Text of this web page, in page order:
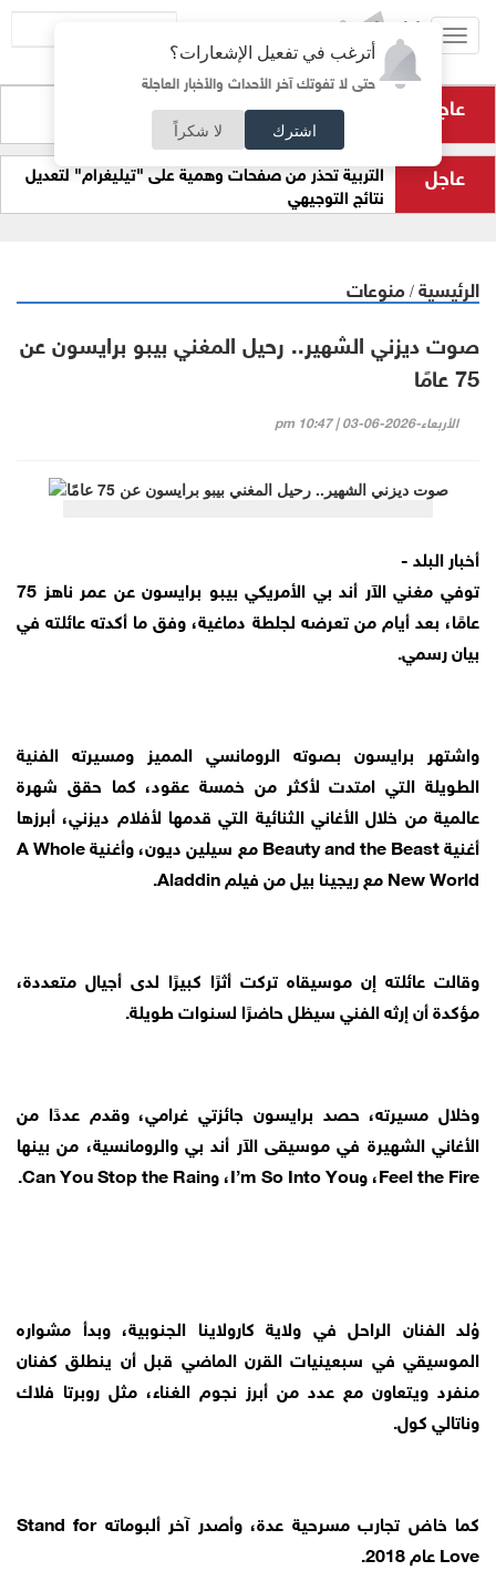
أترغب في تفعيل الإشعارات؟
حتى لا تفوتك آخر الأحداث والأخبار العاجلة
اشترك لا شكراً
عاجل نتائج الثانوية العامة.. اليوم
عاجل
التربية تحذر من صفحات وهمية على "تيليغرام" لتعديل
نتائج التوجيهي
الرئيسية / منوعات
صوت ديزني الشهير.. رحيل المغني بيبو برايسون عن
75 عامًا
الأربعاء-2026-06-03 | 10:47 pm
أخبار البلد -
توفي مغني الآر أند بي الأمريكي بيبو برايسون عن عمر ناهز 75
عامًا، بعد أيام من تعرضه لجلطة دماغية، وفق ما أكدته عائلته في
بيان رسمي.
واشتهر برايسون بصوته الرومانسي المميز ومسيرته الفنية
الطويلة التي امتدت لأكثر من خمسة عقود، كما حقق شهرة
عالمية من خلال الأغاني الثنائية التي قدمها لأفلام ديزني، أبرزها
أغنية Beauty and the Beast مع سيلين ديون، وأغنية A Whole
New World مع ريجينا بيل من فيلم Aladdin.
وقالت عائلته إن موسيقاه تركت أثرًا كبيرًا لدى أجيال متعددة،
مؤكدة أن إرثه الفني سيظل حاضرًا لسنوات طويلة.
وخلال مسيرته، حصد برايسون جائزتي غرامي، وقدم عددًا من
الأغاني الشهيرة في موسيقى الآر أند بي والرومانسية، من بينها
Feel the Fire، وI’m So Into You، وCan You Stop the Rain.
وُلد الفنان الراحل في ولاية كارولاينا الجنوبية، وبدأ مشواره
الموسيقي في سبعينيات القرن الماضي قبل أن ينطلق كفنان
منفرد ويتعاون مع عدد من أبرز نجوم الغناء، مثل روبرتا فلاك
وناتالي كول.
كما خاض تجارب مسرحية عدة، وأصدر آخر ألبوماته Stand for
Love عام 2018.